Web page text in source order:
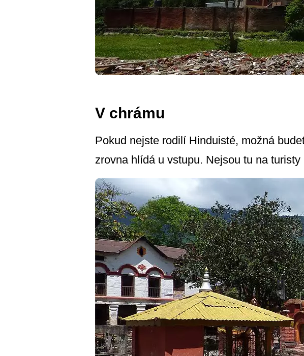
V chrámu
Pokud nejste rodilí Hinduisté, možná
zrovna hlídá u vstupu. Nejsou tu na